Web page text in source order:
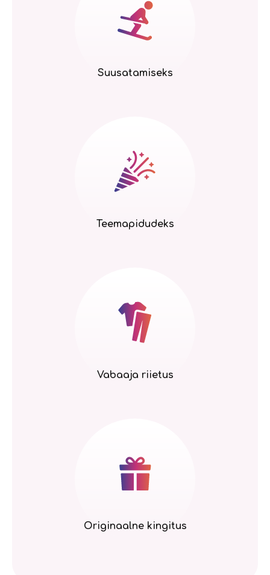
Suusatamiseks
Teemapidudeks
Vabaaja riietus
Originaalne kingitus